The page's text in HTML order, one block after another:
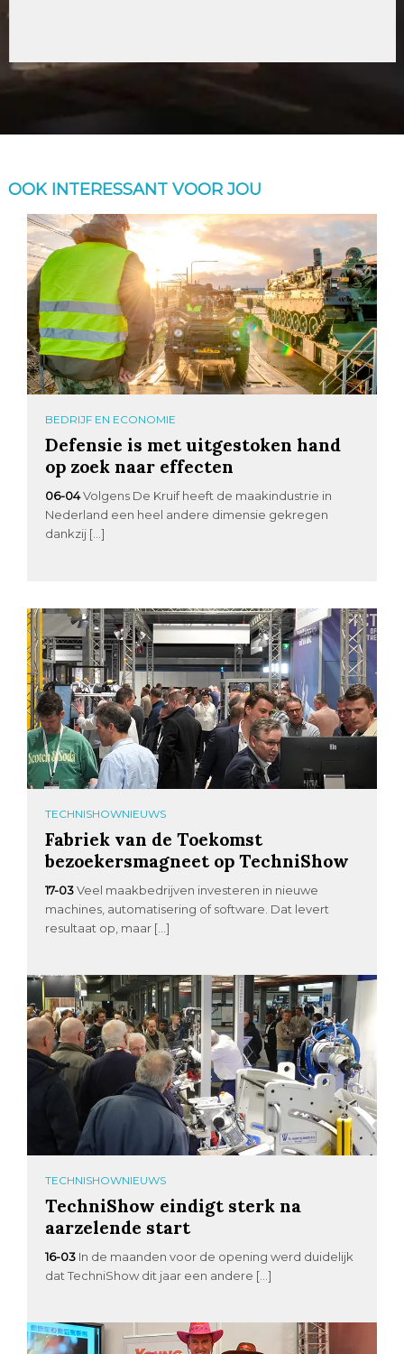
OOK INTERESSANT VOOR JOU
BEDRIJF EN ECONOMIE
Defensie is met uitgestoken hand
op zoek naar effecten
06-04Volgens De Kruif heeft de maakindustrie in
Nederland een heel andere dimensie gekregen
dankzij […]
TECHNISHOWNIEUWS
Fabriek van de Toekomst
bezoekersmagneet op TechniShow
17-03 Veel maakbedrijven investeren in nieuwe
machines, automatisering of software. Dat levert
resultaat op, maar […]
TECHNISHOWNIEUWS
TechniShow eindigt sterk na
aarzelende start
16-03 In de maanden voor de opening werd duidelijk
dat TechniShow dit jaar een andere […]